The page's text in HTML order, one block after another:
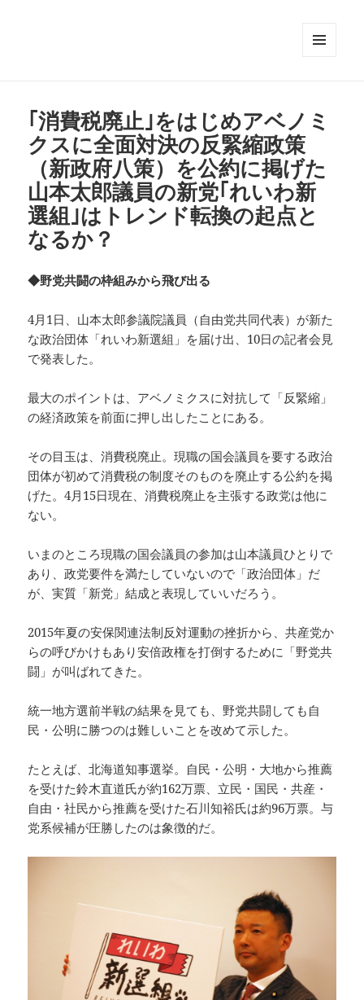
｢消費税廃止｣をはじめアベノミ
クスに全面対決の反緊縮政策
（新政府八策）を公約に掲げた
山本太郎議員の新党｢れいわ新
選組｣はトレンド転換の起点と
なるか？
◆野党共闘の枠組みから飛び出る
4月1日、山本太郎参議院議員（自由党共同代表）が新た
な政治団体「れいわ新選組」を届け出、10日の記者会見
で発表した。
最大のポイントは、アベノミクスに対抗して「反緊縮」
の経済政策を前面に押し出したことにある。
その目玉は、消費税廃止。現職の国会議員を要する政治
団体が初めて消費税の制度そのものを廃止する公約を掲
げた。4月15日現在、消費税廃止を主張する政党は他に
ない。
いまのところ現職の国会議員の参加は山本議員ひとりで
あり、政党要件を満たしていないので「政治団体」だ
が、実質「新党」結成と表現していいだろう。
2015年夏の安保関連法制反対運動の挫折から、共産党か
らの呼びかけもあり安倍政権を打倒するために「野党共
闘」が叫ばれてきた。
統一地方選前半戦の結果を見ても、野党共闘しても自
民・公明に勝つのは難しいことを改めて示した。
たとえば、北海道知事選挙。自民・公明・大地から推薦
を受けた鈴木直道氏が約162万票、立民・国民・共産・
自由・社民から推薦を受けた石川知裕氏は約96万票。与
党系候補が圧勝したのは象徴的だ。